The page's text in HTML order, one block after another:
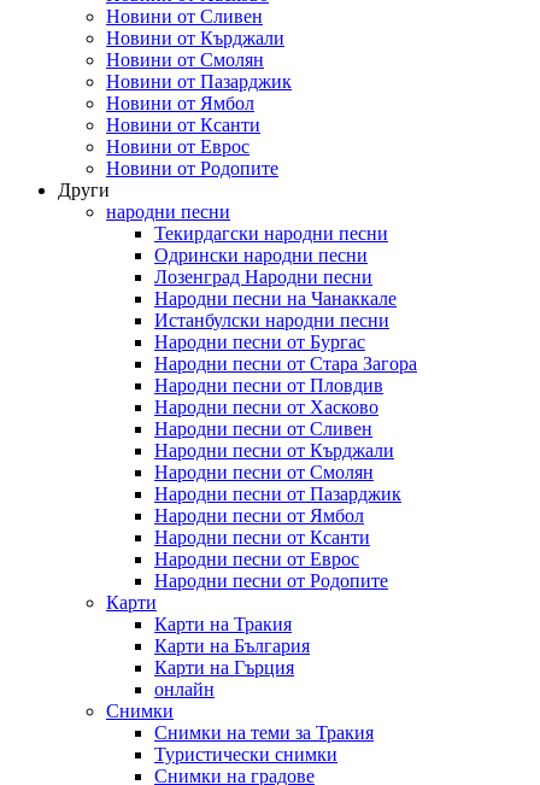
Новини от Сливен
Новини от Кърджали
Новини от Смолян
Новини от Пазарджик
Новини от Ямбол
Новини от Ксанти
Новини от Еврос
Новини от Родопите
Други
народни песни
Текирдагски народни песни
Одрински народни песни
Лозенград Народни песни
Народни песни на Чанаккале
Истанбулски народни песни
Народни песни от Бургас
Народни песни от Стара Загора
Народни песни от Пловдив
Народни песни от Хасково
Народни песни от Сливен
Народни песни от Кърджали
Народни песни от Смолян
Народни песни от Пазарджик
Народни песни от Ямбол
Народни песни от Ксанти
Народни песни от Еврос
Народни песни от Родопите
Карти
Карти на Тракия
Карти на България
Карти на Гърция
онлайн
Снимки
Снимки на теми за Тракия
Туристически снимки
Снимки на градове